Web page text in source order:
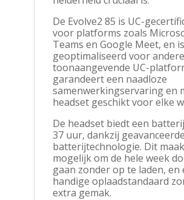
De Evolve2 85 is UC-
voor platforms zoals
Teams en Google Meet, en is
geoptimaliseerd voor andere
toonaangevende UC-
garandeert een naadloze
samenwerkingservaring en
headset geschikt voor elke
De headset biedt een
37 uur, dankzij geavanceerde
batterijtechnologie. Dit
mogelijk om de hele week
gaan zonder op te laden, en
handige oplaadstandaard
extra gemak.